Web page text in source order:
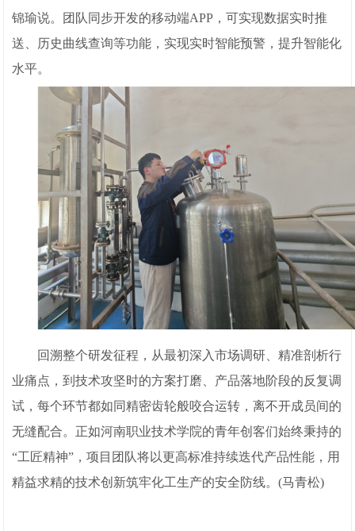
锦瑜说。团队同步开发的移动端APP，可实现数据实时推
送、历史曲线查询等功能，实现实时智能预警，提升智能化
水平。
回溯整个研发征程，从最初深入市场调研、精准剖析行
业痛点，到技术攻坚时的方案打磨、产品落地阶段的反复调
试，每个环节都如同精密齿轮般咬合运转，离不开成员间的
无缝配合。正如河南职业技术学院的青年创客们始终秉持的
“工匠精神”，项目团队将以更高标准持续迭代产品性能，用
精益求精的技术创新筑牢化工生产的安全防线。(马青松)